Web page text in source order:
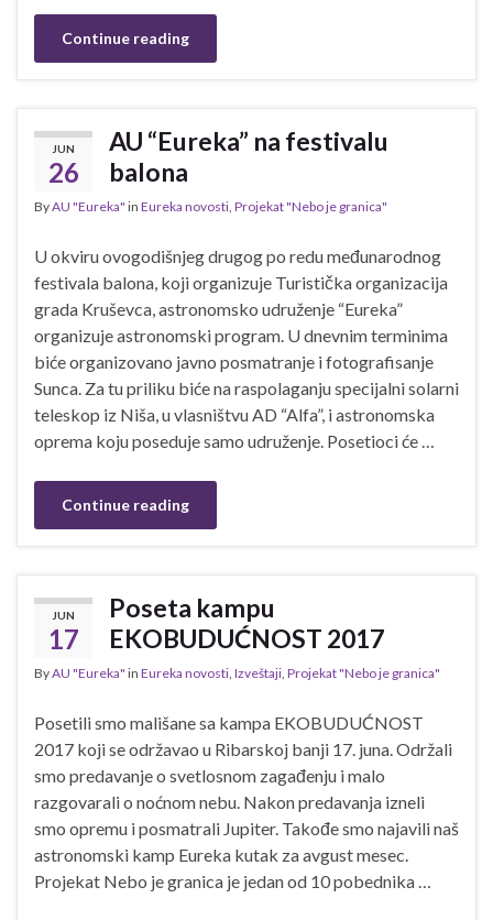
Continue reading
JUN
26
AU “Eureka” na festivalu
balona
ByAU "Eureka" in Eureka novosti Projekat "Nebo je granica"
U okviru ovogodišnjeg drugog po redu međunarodnog
festivala balona, koji organizuje Turistička organizacija
grada Kruševca, astronomsko udruženje “Eureka”
organizuje astronomski program. U dnevnim terminima
biće organizovano javno posmatranje i fotografisanje
Sunca. Za tu priliku biće na raspolaganju specijalni solarni
teleskop iz Niša, u vlasništvu AD “Alfa”, i astronomska
oprema koju poseduje samo udruženje. Posetioci će …
Continue reading
JUN
17
Poseta kampu
EKOBUDUĆNOST 2017
ByAU "Eureka" in Eureka novosti Izveštaji Projekat "Nebo je granica"
Posetili smo mališane sa kampa EKOBUDUĆNOST
2017 koji se održavao u Ribarskoj banji 17. juna. Održali
smo predavanje o svetlosnom zagađenju i malo
razgovarali o noćnom nebu. Nakon predavanja izneli
smo opremu i posmatrali Jupiter. Takođe smo najavili naš
astronomski kamp Eureka kutak za avgust mesec.
Projekat Nebo je granica je jedan od 10 pobednika …